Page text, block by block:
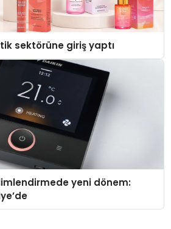
sektörüne giriş yaptı
yeni dönem: